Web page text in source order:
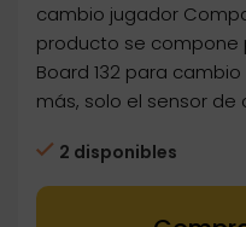
cambio jugador
producto se compone
Board 132 para
más, solo el sensor
2 disponibles
Dartstore